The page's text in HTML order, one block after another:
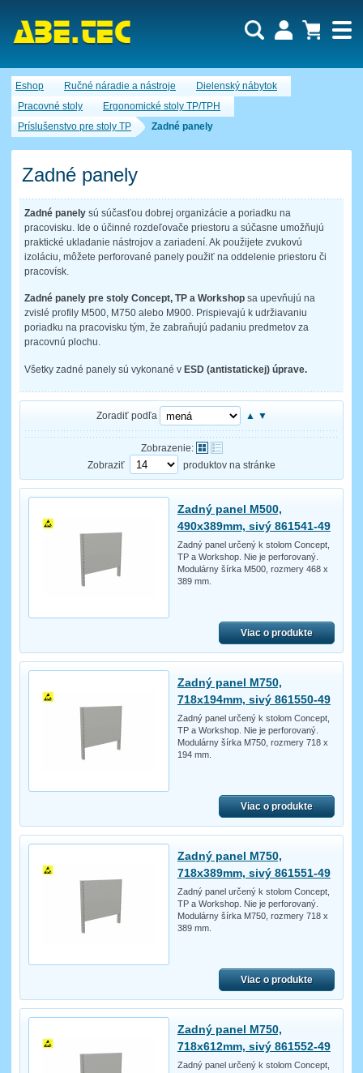
Eshop Ručné náradie a nástroje
Dielenský nábytok
Pracovné stoly
Ergonomické stoly TP/TPH
Príslušenstvo pre stoly TP
Zadné panely
Zadné panely
Zadné panely sú súčasťou dobrej organizácie a poriadku na
pracovisku. Ide o účinné rozdeľovače priestoru a súčasne umožňujú
praktické ukladanie nástrojov a zariadení. Ak použijete zvukovú
izoláciu, môžete perforované panely použiť na oddelenie priestoru či
pracovísk.
Zadné panely pre stoly Concept, TP a Workshop sa upevňujú na
zvislé profily M500, M750 alebo M900. Prispievajú k udržiavaniu
poriadku na pracovisku tým, že zabraňujú padaniu predmetov za
pracovnú plochu.
Všetky zadné panely sú vykonané v ESD (antistatickej) úprave.
Zoradiť podľa ▲ ▼
Zobrazenie:
Zobraziť
produktov na stránke
Zadný panel M500,
490x389mm, sivý 861541-49
Zadný panel určený k stolom Concept,
TP a Workshop. Nie je perforovaný.
Modulárny šírka M500, rozmery 468 x
389 mm.
Viac o produkte
Zadný panel M750,
718x194mm, sivý 861550-49
Zadný panel určený k stolom Concept,
TP a Workshop. Nie je perforovaný.
Modulárny šírka M750, rozmery 718 x
194 mm.
Viac o produkte
Zadný panel M750,
718x389mm, sivý 861551-49
Zadný panel určený k stolom Concept,
TP a Workshop. Nie je perforovaný.
Modulárny šírka M750, rozmery 718 x
389 mm.
Viac o produkte
Zadný panel M750,
718x612mm, sivý 861552-49
Zadný panel určený k stolom Concept,
Dopytový košík je prázdny!